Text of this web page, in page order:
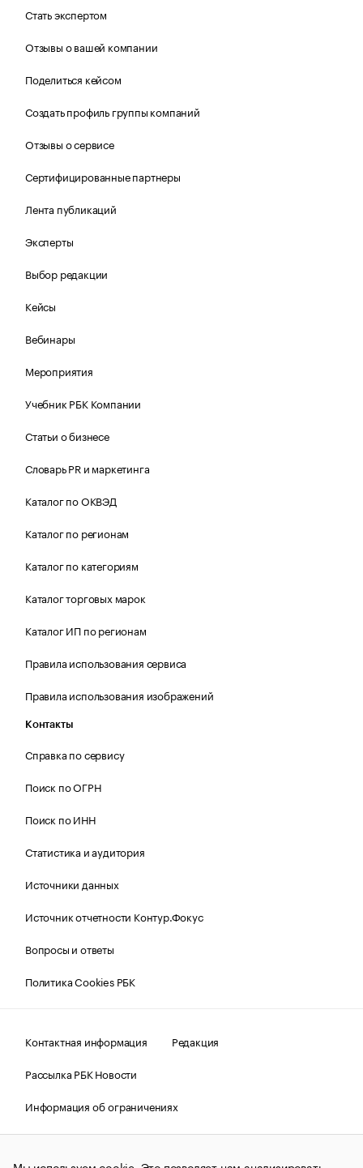
Стать экспертом
Отзывы о вашей компании
Поделиться кейсом
Создать профиль группы компаний
Отзывы о сервисе
Сертифицированные партнеры
Лента публикаций
Эксперты
Выбор редакции
Кейсы
Вебинары
Мероприятия
Учебник РБК Компании
Статьи о бизнесе
Словарь PR и маркетинга
Каталог по ОКВЭД
Каталог по регионам
Каталог по категориям
Каталог торговых марок
Каталог ИП по регионам
Правила использования сервиса
Правила использования изображений
Контакты
Справка по сервису
Поиск по ОГРН
Поиск по ИНН
Статистика и аудитория
Источники данных
Источник отчетности Контур.Фокус
Вопросы и ответы
Политика Cookies РБК
Контактная информация
Редакция
Рассылка РБК Новости
Информация об ограничениях
Правовая информация
О соблюдении авторских прав